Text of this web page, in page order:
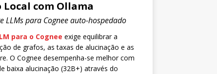
com Ollama
LLMs para Cognee auto-hospedado
para o Cognee exige equilibrar a
de grafos, as taxas de alucinação e as
O Cognee desempenha-se melhor com
baixa alucinação (32B+) através do